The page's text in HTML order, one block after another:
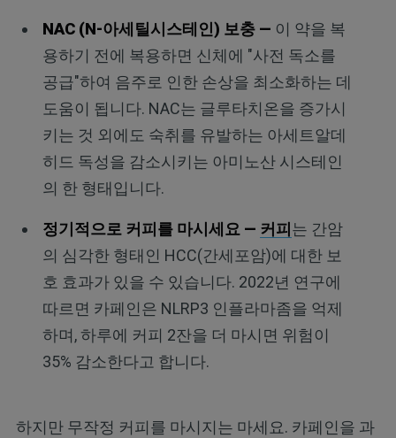
NAC (N-아세틸시스테인) 보충 — 이 약을 복
용하기 전에 복용하면 신체에 "사전 독소를
공급"하여 음주로 인한 손상을 최소화하는 데
도움이 됩니다. NAC는 글루타치온을 증가시
키는 것 외에도 숙취를 유발하는 아세트알데
히드 독성을 감소시키는 아미노산 시스테인
의 한 형태입니다.
정기적으로 커피를 마시세요 — 커피는 간암
의 심각한 형태인 HCC(간세포암)에 대한 보
호 효과가 있을 수 있습니다. 2022년 연구에
따르면 카페인은 NLRP3 인플라마좀을 억제
하며, 하루에 커피 2잔을 더 마시면 위험이
35% 감소한다고 합니다.
하지만 무작정 커피를 마시지는 마세요. 카페인을 과